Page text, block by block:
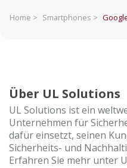
Home > Smartphones >
Über UL Solutions
UL Solutions ist ein
Unternehmen für
dafür einsetzt, seinen
Sicherheits- und
Erfahren Sie mehr unter